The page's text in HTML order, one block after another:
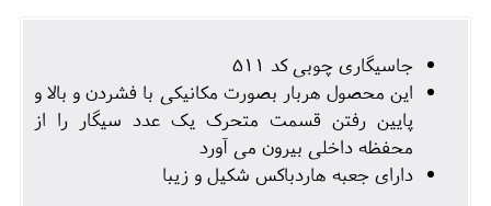
جاسیگاری چوبی کد 511
این محصول هربار بصورت مکانیکی با فشردن و بالا و
پایین رفتن قسمت متحرک یک عدد سیگار را از
محفظه داخلی بیرون می آورد
دارای جعبه هاردباکس شکیل و زیبا